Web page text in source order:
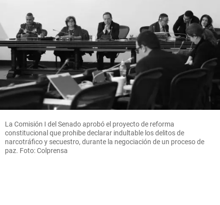
La Comisión I del Senado aprobó el proyecto de reforma
constitucional que prohibe declarar indultable los delitos de
narcotráfico y secuestro, durante la negociación de un proceso de
paz. Foto: Colprensa